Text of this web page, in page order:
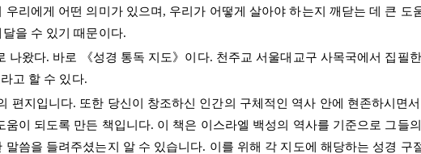
리에게 어떤 의미가 있으며, 우리가 어떻게 살아야 하는지 깨닫는 데 큰
을 수 있기 때문이다.
왔다. 바로 《성경 통독 지도》이다. 천주교 서울대교구 사목국에서 집필
고 할 수 있다.
편지입니다. 또한 당신이 창조하신 인간의 구체적인 역사 안에 현존하시면
이 되도록 만든 책입니다. 이 책은 이스라엘 백성의 역사를 기준으로 그들
씀을 들려주셨는지 알 수 있습니다. 이를 위해 각 지도에 해당하는 성경